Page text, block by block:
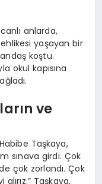
anlarda,
yaşayan bir
koştu.
okul kapısına
ve
Habibe Taşkaya,
sınava girdi. Çok
çok zorlandı. Çok
Taşkaya,